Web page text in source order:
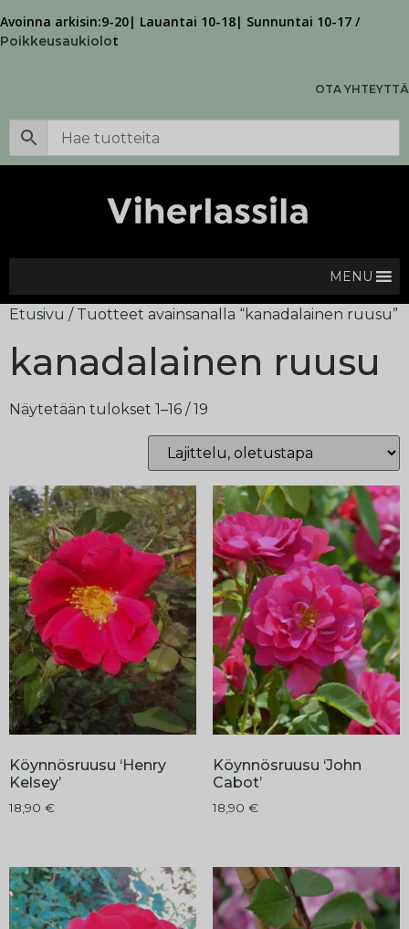
Avoinna arkisin:9-20| Lauantai 10-18| Sunnuntai 10-17 /
Poikkeusaukiolot
OTA YHTEYTTÄ
MENU
Etusivu / Tuotteet avainsanalla “kanadalainen ruusu”
kanadalainen ruusu
Näytetään tulokset 1–16 / 19
Köynnösruusu ‘Henry
Kelsey’
18,90 €
Köynnösruusu ‘John
Cabot’
18,90 €